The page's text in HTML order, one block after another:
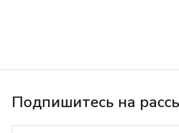
Подпишитесь на